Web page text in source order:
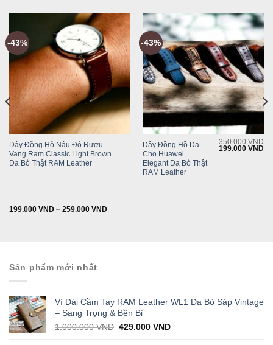
-43%
Dây Đồng Hồ Nâu Đỏ Rượu
Vang Ram Classic Light Brown
Da Bò Thật RAM Leather
199.000 VND– 259.000 VND
-43%
Dây Đồng Hồ Da
Cho Huawei
Elegant Da Bò Thật
RAM Leather
350.000VND
Original
199.000VND
Sản phẩm mới nhất
Ví Dài Cầm Tay RAM Leather WL1 Da Bò Sáp Vintage
– Sang Trọng & Bền Bỉ
1.000.000VND Original
429.000VNDCurrent